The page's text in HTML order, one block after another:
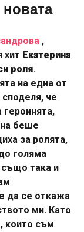
,
хит Екатерина
роля.
на една от
че
беше
за ролята,
голяма
също така и
да се откажа
ми. Като
които съм